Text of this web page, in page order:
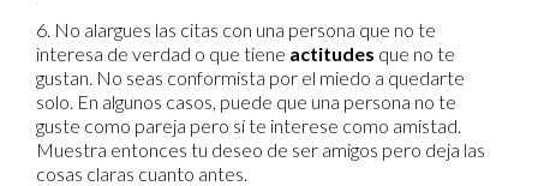
6. No alargues las citas con una persona que no te
interesa de verdad o que tiene actitudes que no te
gustan. No seas conformista por el miedo a quedarte
solo. En algunos casos, puede que una persona no te
guste como pareja pero sí te interese como amistad.
Muestra entonces tu deseo de ser amigos pero deja las
cosas claras cuanto antes.